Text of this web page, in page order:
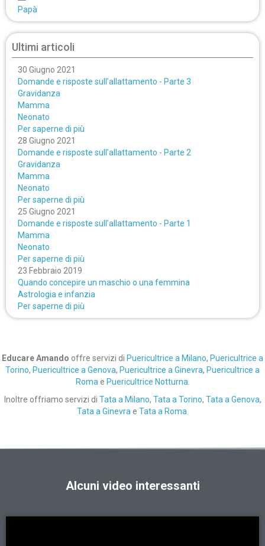
Papà
Ultimi articoli
30 Giugno 2021
Domande e risposte sull’allattamento - Parte 3
Gravidanza
Mamma
Neonato
Per saperne di più
28 Giugno 2021
Domande e risposte sull’allattamento - Parte 2
Gravidanza
Mamma
Neonato
Per saperne di più
25 Giugno 2021
Domande e risposte sull’allattamento - Parte 1
Mamma
Neonato
Per saperne di più
23 Febbraio 2019
Quando concepire un maschio o una femmina
Astrologia e infanzia
Per saperne di più
Educare Amando offre servizi di Puericultrice a Milano, Puericultrice a
Torino, Puericultrice a Genova, Puericultrice a Ginevra, Puericultrice a
Roma e Puericultrice Notturna
Inoltre offriamo servizi di Tata a Milano, Tata a Torino, Tata a Genova,
Tata a Ginevra e Tata a Roma
Alcuni video interessanti